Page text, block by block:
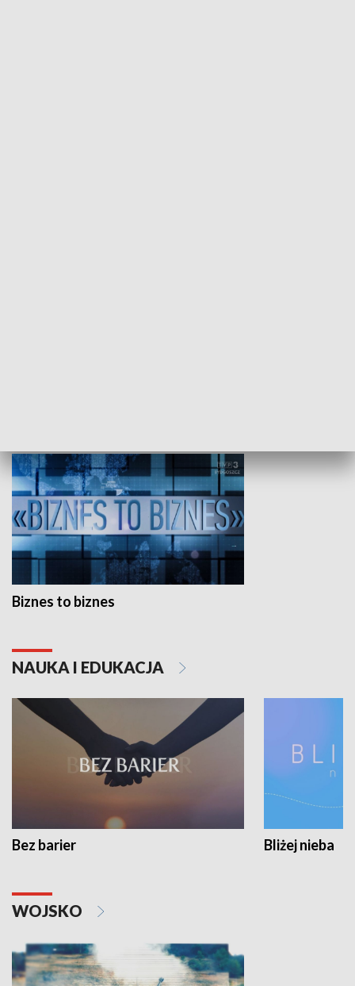
Biznes to biznes
NAUKA I EDUKACJA
Bez barier Bliżej nieba
WOJSKO